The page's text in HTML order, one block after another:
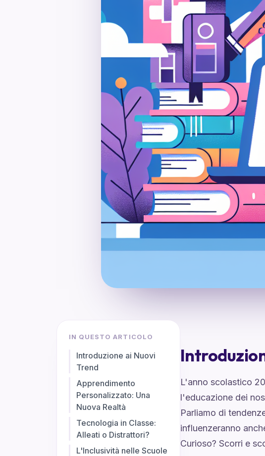
IN QUESTO ARTICOLO
Introduzione ai Nuovi
Trend
Apprendimento
Personalizzato: Una
Nuova Realtà
Tecnologia in Classe:
Alleati o Distrattori?
L'Inclusività nelle Scuole
L'anno scolastico
l'educazione dei
Parliamo di
influenzeranno
Curioso? Scorri e